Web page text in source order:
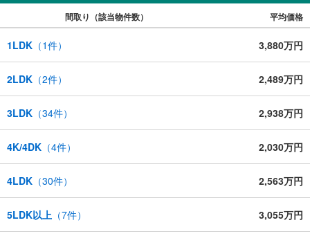
間取り（該当物件数） 平均価格
1LDK （1件） 3,880万円
2LDK （2件） 2,489万円
3LDK （34件） 2,938万円
4K/4DK （4件） 2,030万円
4LDK （30件） 2,563万円
5LDK以上 （7件） 3,055万円